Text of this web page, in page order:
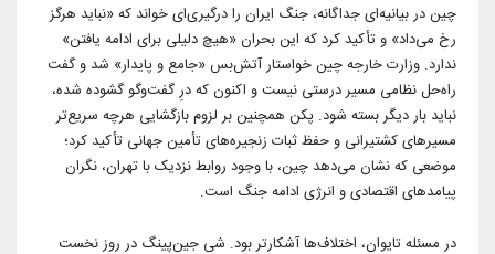
چین در بیانیه‌ای جداگانه، جنگ ایران را درگیری‌ای خواند که «نباید هرگز
رخ می‌داد» و تأکید کرد که این بحران «هیچ دلیلی برای ادامه یافتن»
ندارد. وزارت خارجه چین خواستار آتش‌بس «جامع و پایدار» شد و گفت
راه‌حل نظامی مسیر درستی نیست و اکنون که درِ گفت‌وگو گشوده شده،
نباید بار دیگر بسته شود. پکن همچنین بر لزوم بازگشایی هرچه سریع‌تر
مسیرهای کشتیرانی و حفظ ثبات زنجیره‌های تأمین جهانی تأکید کرد؛
موضعی که نشان می‌دهد چین، با وجود روابط نزدیک با تهران، نگران
پیامدهای اقتصادی و انرژی ادامه جنگ است.
در مسئله تایوان، اختلاف‌ها آشکارتر بود. شی جین‌پینگ در روز نخست